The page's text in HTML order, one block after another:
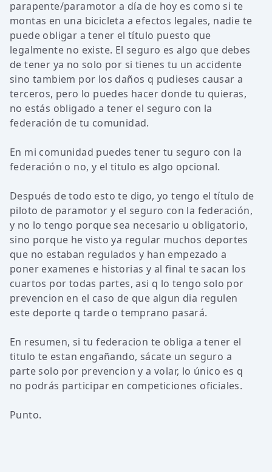
parapente/paramotor a día de hoy es como si te
montas en una bicicleta a efectos legales, nadie te
puede obligar a tener el título puesto que
legalmente no existe. El seguro es algo que debes
de tener ya no solo por si tienes tu un accidente
sino tambiem por los daños q pudieses causar a
terceros, pero lo puedes hacer donde tu quieras,
no estás obligado a tener el seguro con la
federación de tu comunidad.
En mi comunidad puedes tener tu seguro con la
federación o no, y el titulo es algo opcional.
Después de todo esto te digo, yo tengo el título de
piloto de paramotor y el seguro con la federación,
y no lo tengo porque sea necesario u obligatorio,
sino porque he visto ya regular muchos deportes
que no estaban regulados y han empezado a
poner examenes e historias y al final te sacan los
cuartos por todas partes, asi q lo tengo solo por
prevencion en el caso de que algun dia regulen
este deporte q tarde o temprano pasará.
En resumen, si tu federacion te obliga a tener el
titulo te estan engañando, sácate un seguro a
parte solo por prevencion y a volar, lo único es q
no podrás participar en competiciones oficiales.
Punto.